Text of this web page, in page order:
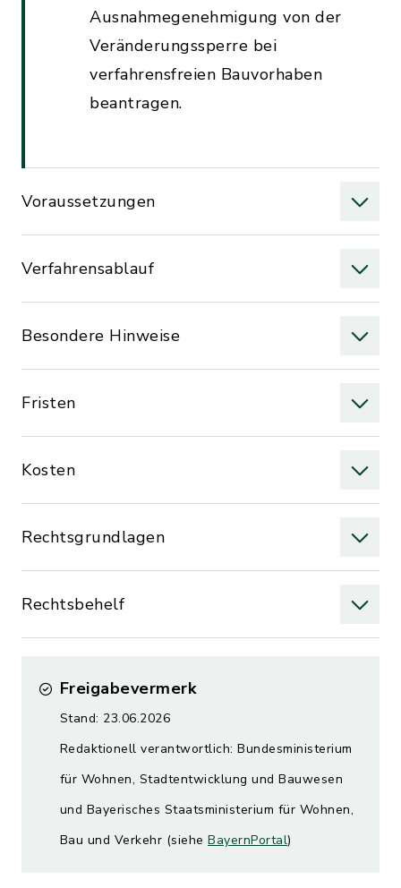
Ausnahmegenehmigung von der
Veränderungssperre bei
verfahrensfreien Bauvorhaben
beantragen.
Voraussetzungen
Verfahrensablauf
Besondere Hinweise
Fristen
Kosten
Rechtsgrundlagen
Rechtsbehelf
Freigabevermerk
Stand: 23.06.2026
Redaktionell verantwortlich: Bundesministerium
für Wohnen, Stadtentwicklung und Bauwesen
und Bayerisches Staatsministerium für Wohnen,
Bau und Verkehr (siehe BayernPortal)